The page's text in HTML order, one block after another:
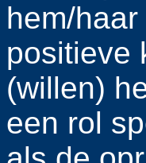
hem/
positieve
(willen)
een rol